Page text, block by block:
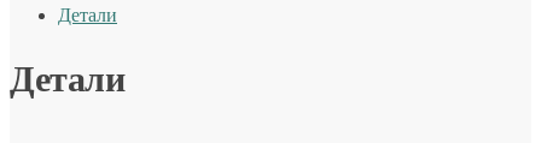
Детали
Детали